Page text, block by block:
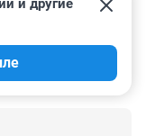
и другие